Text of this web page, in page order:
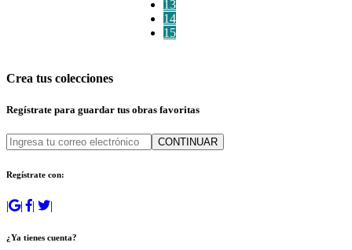
13
14
15
Crea tus colecciones
Regístrate para guardar tus obras favoritas
CONTINUAR
Regístrate con:
| | | |
¿Ya tienes cuenta?